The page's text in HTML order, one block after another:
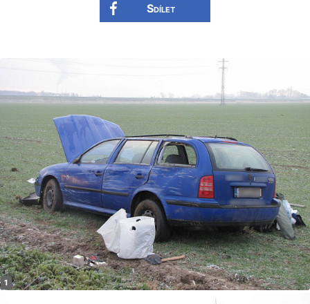
Sdílet